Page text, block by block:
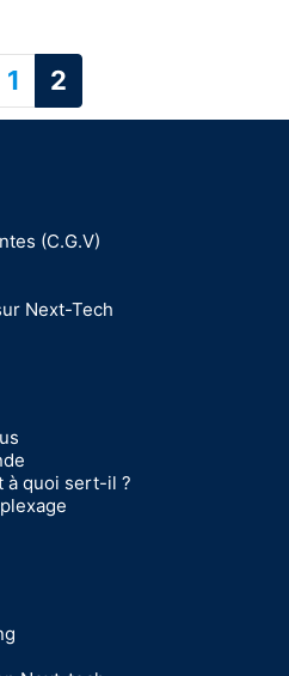
1 2
(C.G.V)
Next-Tech
à quoi sert-il ?